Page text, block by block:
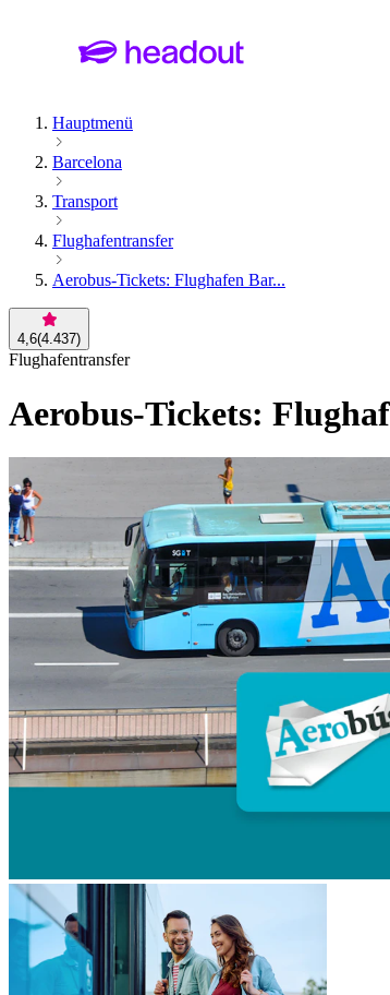
Hauptmenü
Barcelona
Transport
Flughafentransfer
Aerobus-Tickets: Flughafen Bar...
4,6(4.437)
Flughafentransfer
Aerobus-Tickets: